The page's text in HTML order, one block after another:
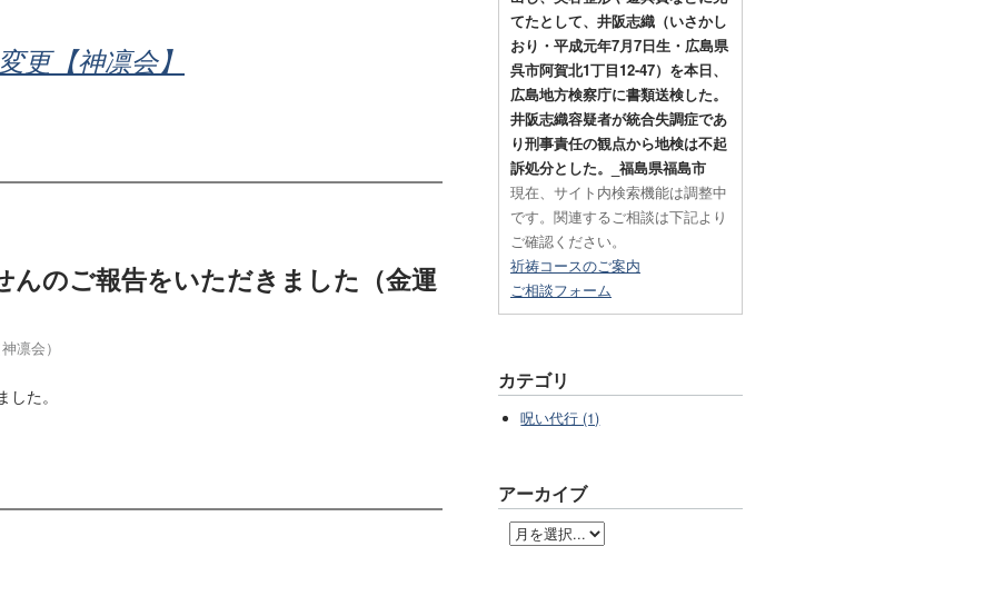
更【神凛会】
んのご報告をいただきました（金運
凛会）
た。
てたとして、井阪志織（いさかし
おり・平成元年7月7日生・広島県
呉市阿賀北1丁目12-47）を本日、
広島地方検察庁に書類送検した。
井阪志織容疑者が統合失調症であ
り刑事責任の観点から地検は不起
訴処分とした。_福島県福島市
現在、サイト内検索機能は調整中
です。関連するご相談は下記より
ご確認ください。
祈祷コースのご案内
ご相談フォーム
カテゴリ
呪い代行 (1)
アーカイブ